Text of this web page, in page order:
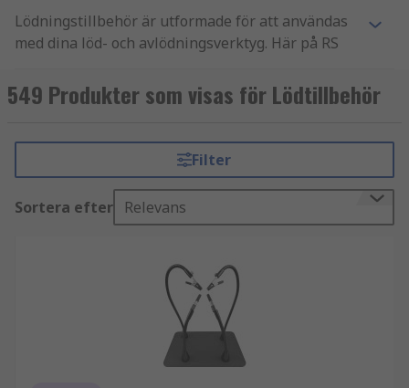
Lödningstillbehör är utformade för att användas
med dina löd- och avlödningsverktyg. Här på RS
hålla din lödningsutrustning i gott skick och
produkter för att göra ditt arbete smartare. Vårt
Antex, Cooper, Engel, Ersa, Metcal, Multicore,
Weller & RS PRO.
Vilka typer av tillbehör finns tillgängliga?
Tillbehör till avlödningspistol
Avlödningstänger
Flussmedeldispensrar
Lödkolvstillbehör
549 Produkter som visas för Lödtillbehör
Filter
Sortera efter Relevans